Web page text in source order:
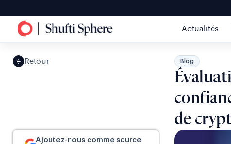
Actualités
Retour
Ajoutez-nous comme source
Blog
de